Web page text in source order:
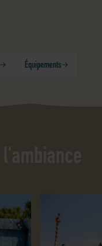
Équipements